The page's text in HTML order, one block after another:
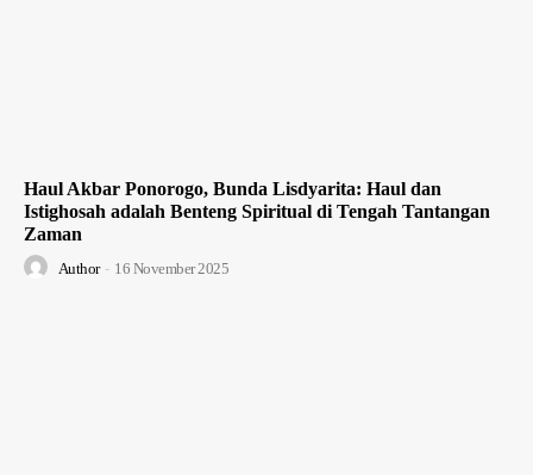
Haul Akbar Ponorogo, Bunda Lisdyarita: Haul dan
Istighosah adalah Benteng Spiritual di Tengah Tantangan
Zaman
Author - 16 November 2025